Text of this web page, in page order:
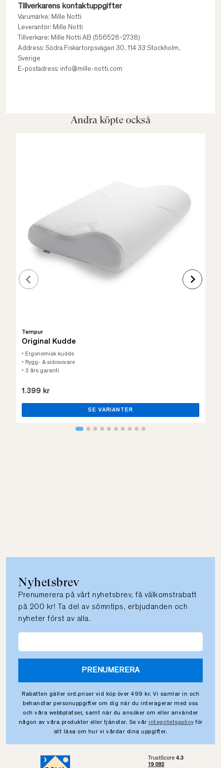
Tillverkarens kontaktuppgifter
Varumärke: Mille Notti
Leverantör: Mille Notti
Tillverkare: Mille Notti AB (556528-2738)
Address: Södra Fiskartorpsvägen 30, 114 33 Stockholm,
Sverige
E-postadress: info@mille-notti.com
Andra köpte också
Tempur
Original Kudde
• Ergonomisk kudde
• Rygg- & sidosovare
• 3 års garanti
1.399 kr
SE VARIANTER
Nyhetsbrev
Prenumerera på vårt nyhetsbrev, få välkomstrabatt
på 200 kr! Ta del av sömntips, erbjudanden och
nyheter först av alla.
PRENUMERERA
Rabatten gäller ord.priser vid köp över 499 kr. Vi samlar in och
behandlar personuppgifter om dig när du interagerar med oss
och våra webbplatser, samt när du ansöker om eller använder
någon av våra produkter eller tjänster. Se vår integritetspolicy för
att läsa om hur vi vårdar dina uppgifter.